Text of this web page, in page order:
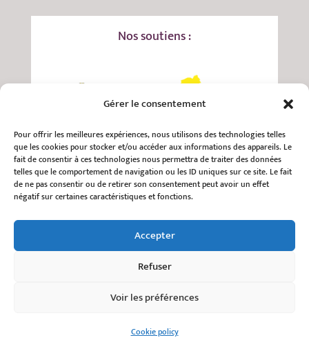
Gérer le consentement
Pour offrir les meilleures expériences, nous utilisons des technologies telles
que les cookies pour stocker et/ou accéder aux informations des appareils. Le
fait de consentir à ces technologies nous permettra de traiter des données
telles que le comportement de navigation ou les ID uniques sur ce site. Le fait
de ne pas consentir ou de retirer son consentement peut avoir un effet
négatif sur certaines caractéristiques et fonctions.
Accepter
Refuser
Voir les préférences
Cookie policy
Nos soutiens :